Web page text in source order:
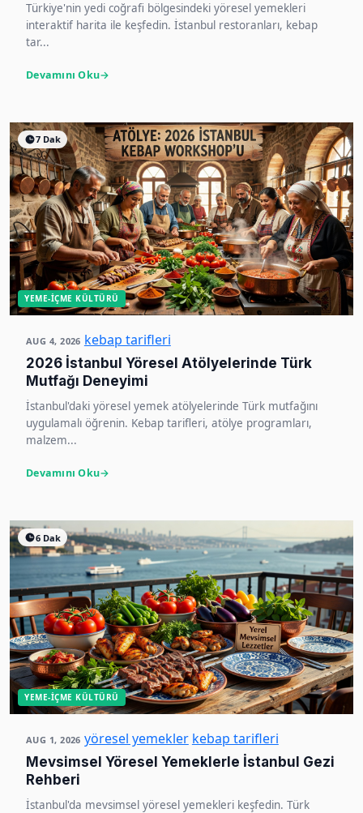
Türkiye'nin yedi coğrafi bölgesindeki yöresel yemekleri
interaktif harita ile keşfedin. İstanbul restoranları, kebap
tar...
Devamını Oku
7 Dak
YEME-İÇME KÜLTÜRÜ
AUG 4, 2026 kebap tarifleri
2026 İstanbul Yöresel Atölyelerinde Türk
Mutfağı Deneyimi
İstanbul'daki yöresel yemek atölyelerinde Türk mutfağını
uygulamalı öğrenin. Kebap tarifleri, atölye programları,
malzem...
Devamını Oku
6 Dak
YEME-İÇME KÜLTÜRÜ
AUG 1, 2026 yöresel yemekler kebap tarifleri
Mevsimsel Yöresel Yemeklerle İstanbul Gezi
Rehberi
İstanbul'da mevsimsel yöresel yemekleri keşfedin. Türk